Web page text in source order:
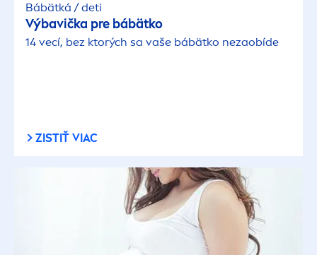
Bábätká / deti
Výbavička pre bábätko
14 vecí, bez ktorých sa vaše bábätko nezaobíde
ZISTIŤ VIAC